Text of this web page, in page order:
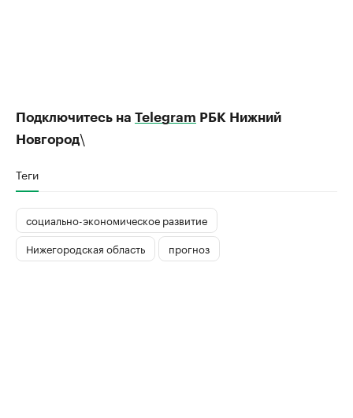
Подключитесь на Telegram РБК Нижний
Новгород\
Теги
социально-экономическое развитие
Нижегородская область
прогноз